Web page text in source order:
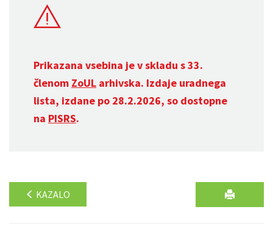
Prikazana vsebina je v skladu s 33.
členom ZoUL arhivska. Izdaje uradnega
lista, izdane po 28.2.2026, so dostopne
na PISRS.
KAZALO